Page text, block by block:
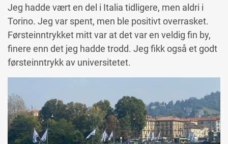
Jeg hadde vært en del i Italia tidligere, men aldri i
Torino. Jeg var spent, men ble positivt overrasket.
Førsteinntrykket mitt var at det var en veldig fin by,
finere enn det jeg hadde trodd. Jeg fikk også et godt
førsteinntrykk av universitetet.